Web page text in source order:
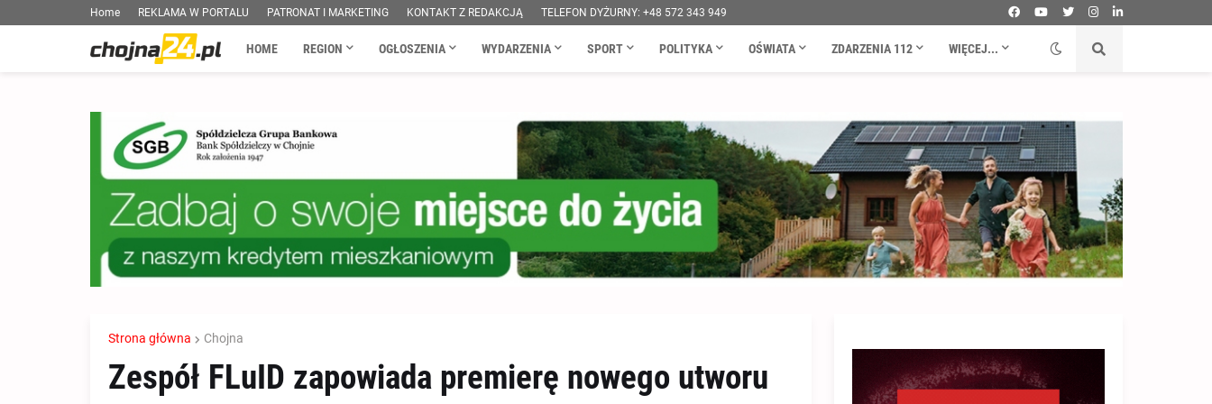
Home REKLAMA W PORTALU PATRONAT I MARKETING KONTAKT Z REDAKCJĄ TELEFON DYŻURNY: +48 572 343 949
HOME REGION OGŁOSZENIA WYDARZENIA SPORT POLITYKA OŚWIATA ZDARZENIA 112 WIĘCEJ...
Strona główna Chojna
Zespół FLuID zapowiada premierę nowego utworu